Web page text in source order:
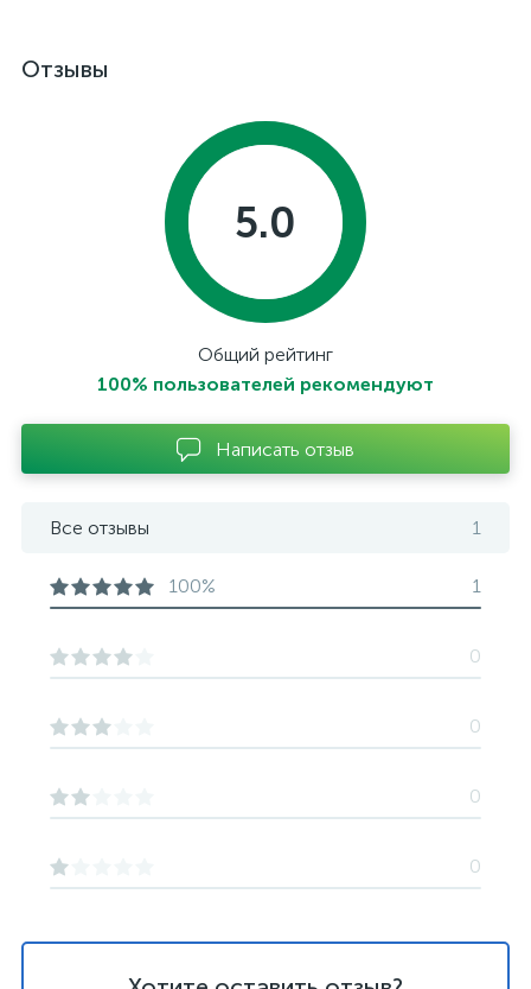
Отзывы
5.0
Общий рейтинг
100% пользователей рекомендуют
Написать отзыв
Все отзывы 1
100% 1
0
0
0
0